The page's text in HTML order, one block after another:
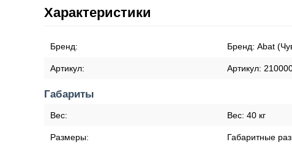
Характеристики
Бренд: Бренд: Abat
Артикул: Артикул:
Габариты
Вес: Вес: 40 кг
Размеры: Габаритные